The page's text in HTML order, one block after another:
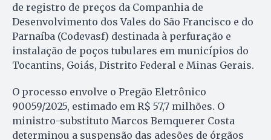
de registro de preços da Companhia de
Desenvolvimento dos Vales do São Francisco e do
Parnaíba (Codevasf) destinada à perfuração e
instalação de poços tubulares em municípios do
Tocantins, Goiás, Distrito Federal e Minas Gerais.
O processo envolve o Pregão Eletrônico
90059/2025, estimado em R$ 57,7 milhões. O
ministro-substituto Marcos Bemquerer Costa
determinou a suspensão das adesões de órgãos